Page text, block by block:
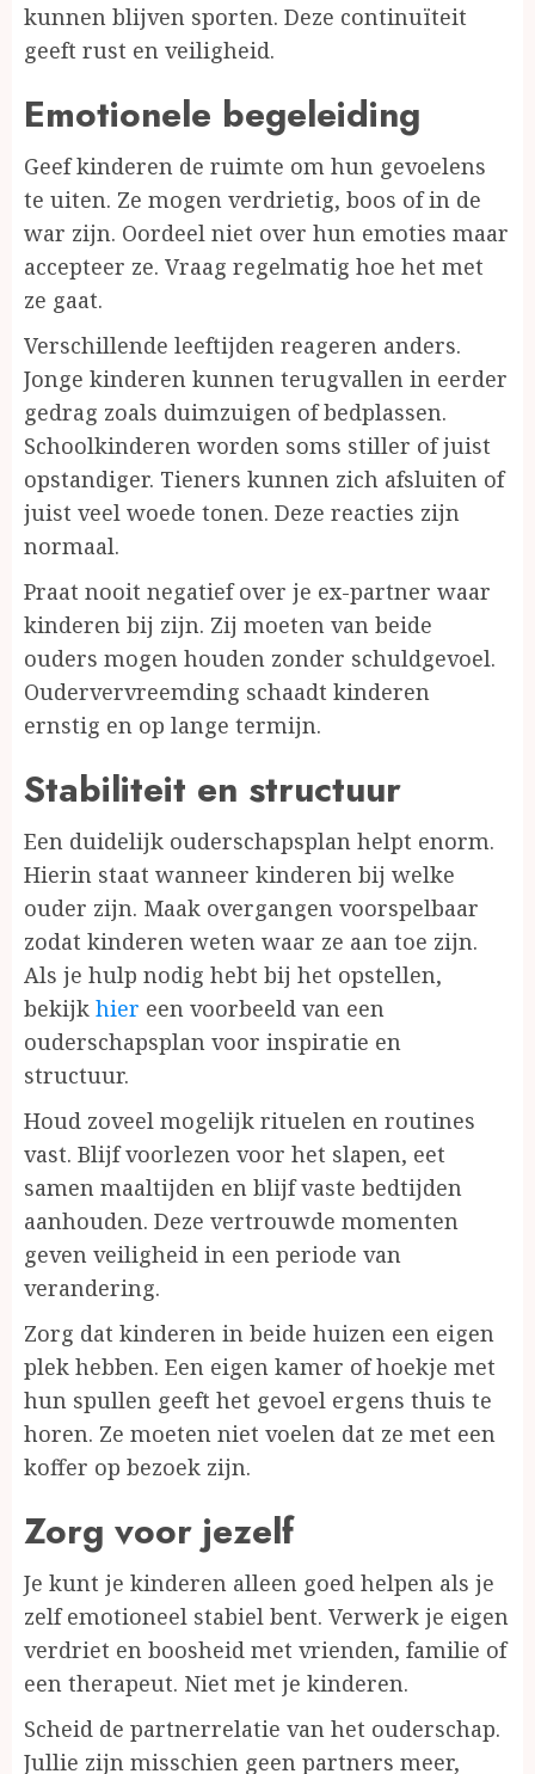
kunnen blijven sporten. Deze continuïteit
geeft rust en veiligheid.
Emotionele begeleiding
Geef kinderen de ruimte om hun gevoelens
te uiten. Ze mogen verdrietig, boos of in de
war zijn. Oordeel niet over hun emoties maar
accepteer ze. Vraag regelmatig hoe het met
ze gaat.
Verschillende leeftijden reageren anders.
Jonge kinderen kunnen terugvallen in eerder
gedrag zoals duimzuigen of bedplassen.
Schoolkinderen worden soms stiller of juist
opstandiger. Tieners kunnen zich afsluiten of
juist veel woede tonen. Deze reacties zijn
normaal.
Praat nooit negatief over je ex-partner waar
kinderen bij zijn. Zij moeten van beide
ouders mogen houden zonder schuldgevoel.
Oudervervreemding schaadt kinderen
ernstig en op lange termijn.
Stabiliteit en structuur
Een duidelijk ouderschapsplan helpt enorm.
Hierin staat wanneer kinderen bij welke
ouder zijn. Maak overgangen voorspelbaar
zodat kinderen weten waar ze aan toe zijn.
Als je hulp nodig hebt bij het opstellen,
bekijk hier een voorbeeld van een
ouderschapsplan voor inspiratie en
structuur.
Houd zoveel mogelijk rituelen en routines
vast. Blijf voorlezen voor het slapen, eet
samen maaltijden en blijf vaste bedtijden
aanhouden. Deze vertrouwde momenten
geven veiligheid in een periode van
verandering.
Zorg dat kinderen in beide huizen een eigen
plek hebben. Een eigen kamer of hoekje met
hun spullen geeft het gevoel ergens thuis te
horen. Ze moeten niet voelen dat ze met een
koffer op bezoek zijn.
Zorg voor jezelf
Je kunt je kinderen alleen goed helpen als je
zelf emotioneel stabiel bent. Verwerk je eigen
verdriet en boosheid met vrienden, familie of
een therapeut. Niet met je kinderen.
Scheid de partnerrelatie van het ouderschap.
Jullie zijn misschien geen partners meer,